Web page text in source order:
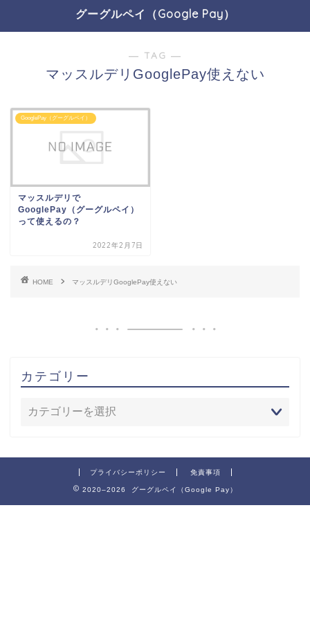
グーグルペイ（Google Pay）
― TAG ―
マッスルデリGooglePay使えない
GooglePay（グーグルペイ）
マッスルデリで
GooglePay（グーグルペイ）
って使えるの？
2022年2月7日
HOME マッスルデリGooglePay使えない
カテゴリー
プライバシーポリシー 免責事項
2020–2026 グーグルペイ（Google Pay）